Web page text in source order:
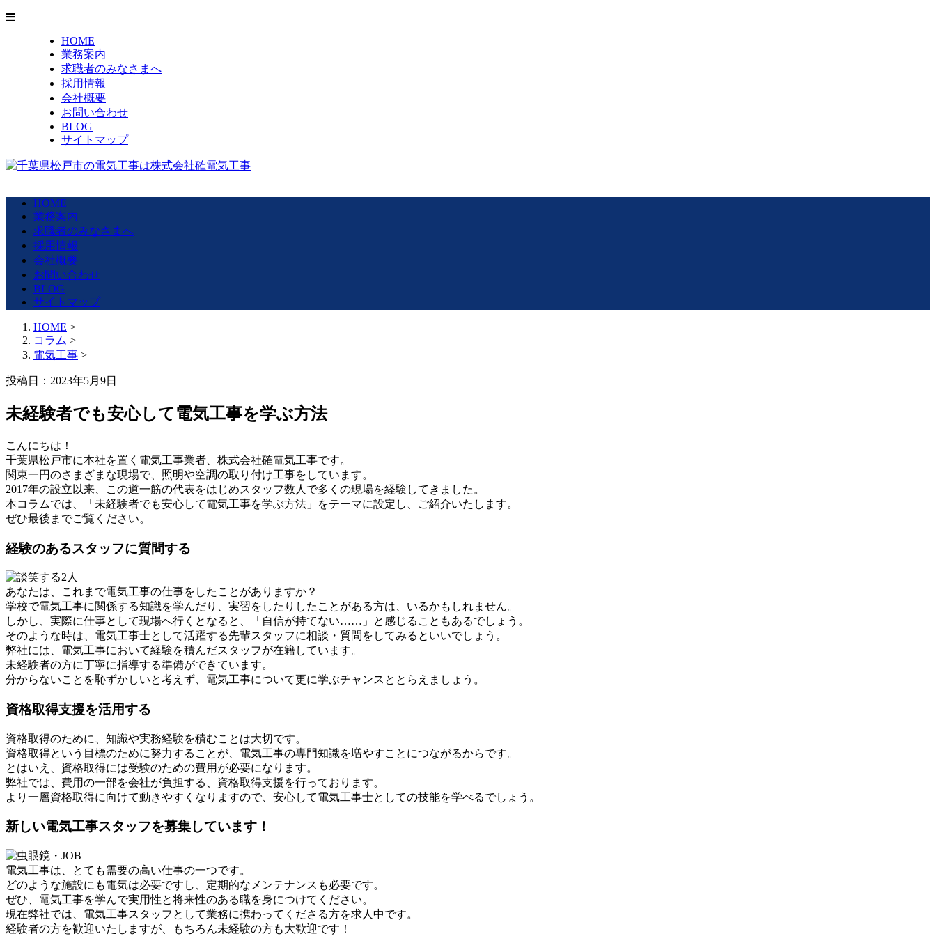
HOME
業務案内
求職者のみなさまへ
採用情報
会社概要
お問い合わせ
BLOG
サイトマップ
HOME
業務案内
求職者のみなさまへ
採用情報
会社概要
お問い合わせ
BLOG
サイトマップ
HOME >
コラム >
電気工事 >
投稿日：2023年5月9日
未経験者でも安心して電気工事を学ぶ方法
こんにちは！
千葉県松戸市に本社を置く電気工事業者、株式会社確電気工事です。
関東一円のさまざまな現場で、照明や空調の取り付け工事をしています。
2017年の設立以来、この道一筋の代表をはじめスタッフ数人で多くの現場を経験してきました。
本コラムでは、「未経験者でも安心して電気工事を学ぶ方法」をテーマに設定し、ご紹介いたします。
ぜひ最後までご覧ください。
経験のあるスタッフに質問する
あなたは、これまで電気工事の仕事をしたことがありますか？
学校で電気工事に関係する知識を学んだり、実習をしたりしたことがある方は、いるかもしれません。
しかし、実際に仕事として現場へ行くとなると、「自信が持てない……」と感じることもあるでしょう。
そのような時は、電気工事士として活躍する先輩スタッフに相談・質問をしてみるといいでしょう。
弊社には、電気工事において経験を積んだスタッフが在籍しています。
未経験者の方に丁寧に指導する準備ができています。
分からないことを恥ずかしいと考えず、電気工事について更に学ぶチャンスととらえましょう。
資格取得支援を活用する
資格取得のために、知識や実務経験を積むことは大切です。
資格取得という目標のために努力することが、電気工事の専門知識を増やすことにつながるからです。
とはいえ、資格取得には受験のための費用が必要になります。
弊社では、費用の一部を会社が負担する、資格取得支援を行っております。
より一層資格取得に向けて動きやすくなりますので、安心して電気工事士としての技能を学べるでしょう。
新しい電気工事スタッフを募集しています！
電気工事は、とても需要の高い仕事の一つです。
どのような施設にも電気は必要ですし、定期的なメンテナンスも必要です。
ぜひ、電気工事を学んで実用性と将来性のある職を身につけてください。
現在弊社では、電気工事スタッフとして業務に携わってくださる方を求人中です。
経験者の方を歓迎いたしますが、もちろん未経験の方も大歓迎です！